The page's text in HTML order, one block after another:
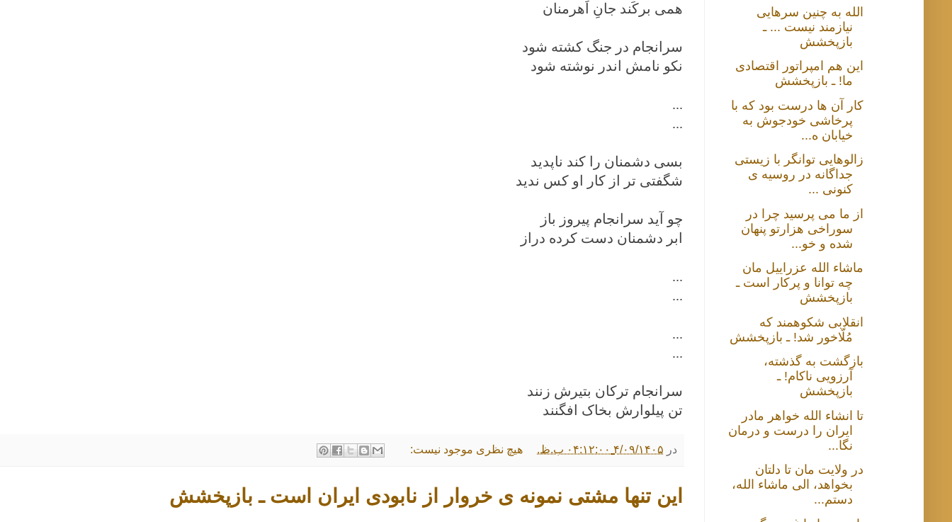
همی برکَند جانِ اَهرمنان
سرانجام در جنگ کشته شود
نکو نامش اندر نوشته شود
...
...
بسی دشمنان را کند ناپدید
شگفتی تر از کار او کس ندید
چو آید سرانجام پیروز باز
ابر دشمنان دست کرده دراز
...
...
...
...
سرانجام ترکان بتیرش زنند
تن پیلوارش بخاک افگنند
در ۴/۰۹/۱۴۰۵ ۰۴:۱۲:۰۰ ب.ظ. هیچ نظری موجود نیست:
این تنها مشتی نمونه ی خروار از نابودی ایران است ـ بازپخشش
الله به چنین سرهایی
نیازمند نیست ... ـ
بازپخشش
این هم امپراتور اقتصادی
ما! ـ بازپخشش
کار آن ها درست بود که با
پرخاشی خودجوش به
خیابان ه...
زالوهایی توانگر با زیستی
جداگانه در روسیه ی
کنونی ...
از ما می پرسید چرا در
سوراخی هزارتو پنهان
شده و خو...
ماشاء الله عزراییل مان
چه توانا و پرکار است ـ
بازپخشش
انقلابی شکوهمند که
مُلّاخور شد! ـ بازپخشش
بازگشت به گذشته،
آرزویی ناکام! ـ
بازپخشش
تا انشاء الله خواهر مادر
ایران را درست و درمان
نگا...
در ولایت مان تا دلتان
بخواهد، الی ماشاء الله،
دستم...